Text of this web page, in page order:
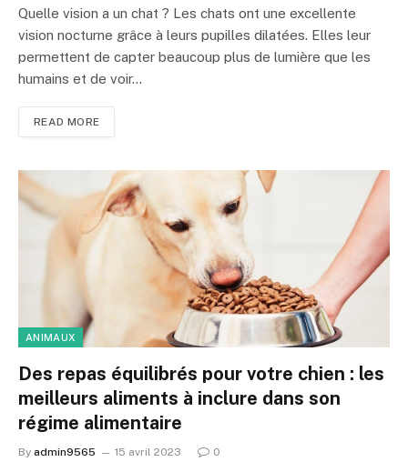
Quelle vision a un chat ? Les chats ont une excellente
vision nocturne grâce à leurs pupilles dilatées. Elles leur
permettent de capter beaucoup plus de lumière que les
humains et de voir…
READ MORE
ANIMAUX
Des repas équilibrés pour votre chien : les
meilleurs aliments à inclure dans son
régime alimentaire
By admin9565 15 avril 2023 0